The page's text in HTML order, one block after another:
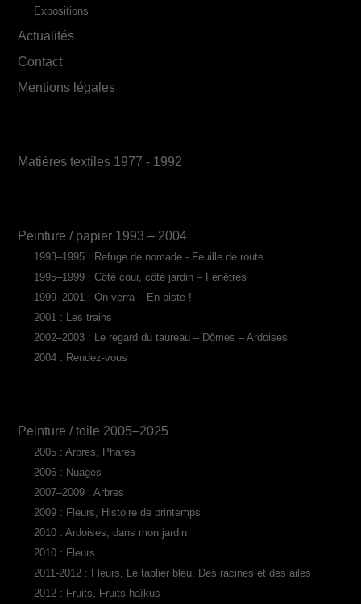
Expositions
Actualités
Contact
Mentions légales
Matières textiles 1977 - 1992
Peinture / papier 1993 – 2004
1993–1995 : Refuge de nomade - Feuille de route
1995–1999 : Côté cour, côté jardin – Fenêtres
1999–2001 : On verra – En piste !
2001 : Les trains
2002–2003 : Le regard du taureau – Dômes – Ardoises
2004 : Rendez-vous
Peinture / toile 2005–2025
2005 : Arbres, Phares
2006 : Nuages
2007–2009 : Arbres
2009 : Fleurs, Histoire de printemps
2010 : Ardoises, dans mon jardin
2010 : Fleurs
2011-2012 : Fleurs, Le tablier bleu, Des racines et des ailes
2012 : Fruits, Fruits haïkus